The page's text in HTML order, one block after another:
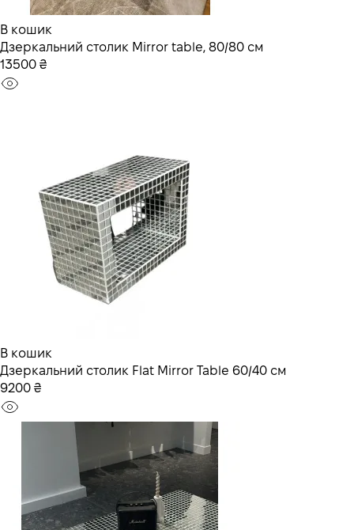
В кошик
Дзеркальний столик Mirror table, 80/80 см
13500 ₴
В кошик
Дзеркальний столик Flat Mirror Table 60/40 см
9200 ₴